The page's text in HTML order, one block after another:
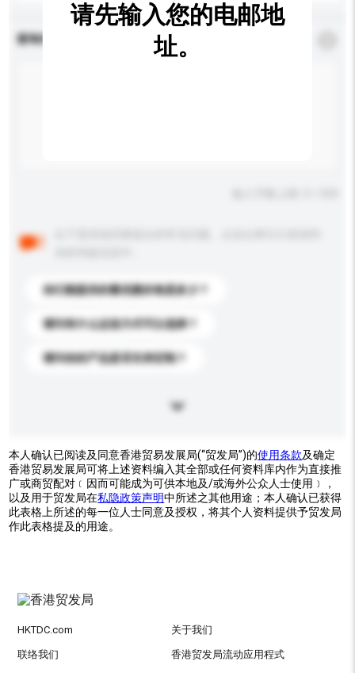
查询内容
你们能提供的最优惠价格是多少？
请问有什么运送方式可以选择？
请问你的产品是否支持定制？
请先输入您的电邮地
址。
本人确认已阅读及同意香港贸易发展局(“贸发局”)的使用条款及确定
香港贸易发展局可将上述资料编入其全部或任何资料库内作为直接推
广或商贸配对﹝因而可能成为可供本地及/或海外公众人士使用﹞，
以及用于贸发局在私隐政策声明中所述之其他用途；本人确认已获得
此表格上所述的每一位人士同意及授权，将其个人资料提供予贸发局
作此表格提及的用途。
HKTDC.com 关于我们
联络我们 香港贸发局流动应用程式